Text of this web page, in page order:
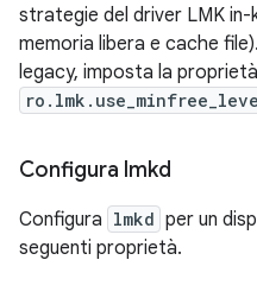
strategie del driver LMK in-
memoria libera e cache
legacy, imposta la proprietà
Configura lmkd
Configura lmkd per un
seguenti proprietà.